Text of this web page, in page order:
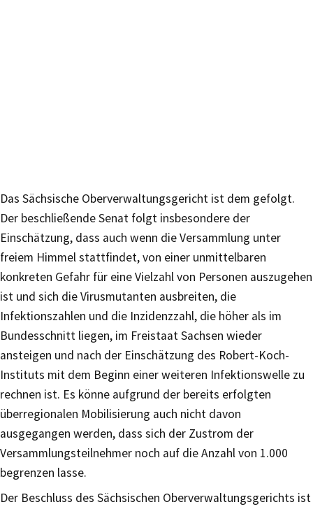
Das Sächsische Oberverwaltungsgericht ist dem gefolgt.
Der beschließende Senat folgt insbesondere der
Einschätzung, dass auch wenn die Versammlung unter
freiem Himmel stattfindet, von einer unmittelbaren
konkreten Gefahr für eine Vielzahl von Personen auszugehen
ist und sich die Virusmutanten ausbreiten, die
Infektionszahlen und die Inzidenzzahl, die höher als im
Bundesschnitt liegen, im Freistaat Sachsen wieder
ansteigen und nach der Einschätzung des Robert-Koch-
Instituts mit dem Beginn einer weiteren Infektionswelle zu
rechnen ist. Es könne aufgrund der bereits erfolgten
überregionalen Mobilisierung auch nicht davon
ausgegangen werden, dass sich der Zustrom der
Versammlungsteilnehmer noch auf die Anzahl von 1.000
begrenzen lasse.
Der Beschluss des Sächsischen Oberverwaltungsgerichts ist